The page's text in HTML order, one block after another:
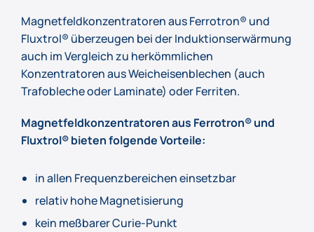
Magnetfeldkonzentratoren aus Ferrotron® und
Fluxtrol® überzeugen bei der Induktionserwärmung
auch im Vergleich zu herkömmlichen
Konzentratoren aus Weicheisenblechen (auch
Trafobleche oder Laminate) oder Ferriten.
Magnetfeldkonzentratoren aus Ferrotron® und
Fluxtrol® bieten folgende Vorteile:
in allen Frequenzbereichen einsetzbar
relativ hohe Magnetisierung
kein meßbarer Curie-Punkt